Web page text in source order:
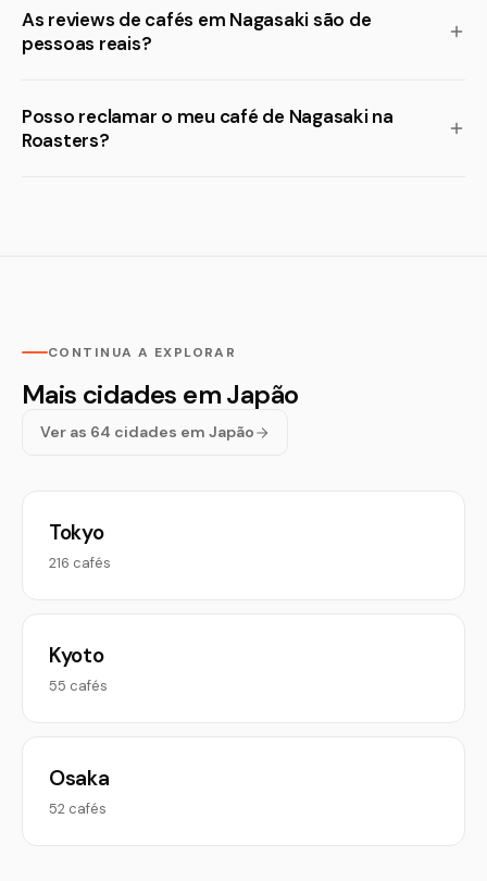
As reviews de cafés em Nagasaki são de
pessoas reais?
Posso reclamar o meu café de Nagasaki na
Roasters?
CONTINUA A EXPLORAR
Mais cidades em Japão
Ver as 64 cidades em Japão
Tokyo
216 cafés
Kyoto
55 cafés
Osaka
52 cafés